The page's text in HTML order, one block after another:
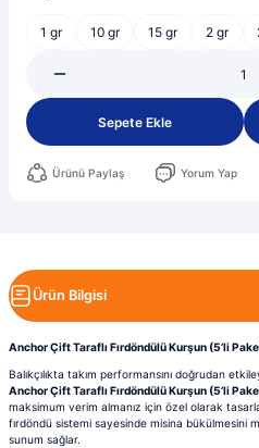
1 gr 10 gr 15 gr 2 gr
Sepete Ekle
Ürünü Paylaş Yorum Yap
Ürün Bilgisi
Anchor Çift Taraflı Fırdöndülü Kurşun (5’li
Balıkçılıkta takım performansını doğrudan
Anchor Çift Taraflı Fırdöndülü Kurşun (5’li
maksimum verim almanız için özel olarak
fırdöndü sistemi sayesinde misina bükülmesini
sunum sağlar.